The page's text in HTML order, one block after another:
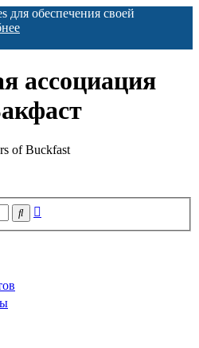
для обеспечения своей
ассоциация
of Buckfast
Поиск